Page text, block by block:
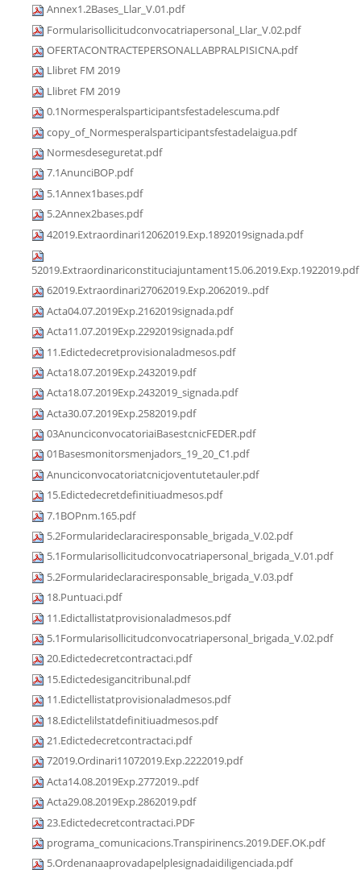
Annex1.2Bases_Llar_V.01.pdf
Formularisollicitudconvocatriapersonal_Llar_V.02.pdf
OFERTACONTRACTEPERSONALLABPRALPISICNA.pdf
Llibret FM 2019
Llibret FM 2019
0.1Normesperalsparticipantsfestadelescuma.pdf
copy_of_Normesperalsparticipantsfestadelaigua.pdf
Normesdeseguretat.pdf
7.1AnunciBOP.pdf
5.1Annex1bases.pdf
5.2Annex2bases.pdf
42019.Extraordinari12062019.Exp.1892019signada.pdf
52019.Extraordinariconstituciajuntament15.06.2019.Exp.1922019.pdf
62019.Extraordinari27062019.Exp.2062019..pdf
Acta04.07.2019Exp.2162019signada.pdf
Acta11.07.2019Exp.2292019signada.pdf
11.Edictedecretprovisionaladmesos.pdf
Acta18.07.2019Exp.2432019.pdf
Acta18.07.2019Exp.2432019_signada.pdf
Acta30.07.2019Exp.2582019.pdf
03AnunciconvocatoriaiBasestcnicFEDER.pdf
01Basesmonitorsmenjadors_19_20_C1.pdf
Anunciconvocatoriatcnicjoventutetauler.pdf
15.Edictedecretdefinitiuadmesos.pdf
7.1BOPnm.165.pdf
5.2Formularideclaraciresponsable_brigada_V.02.pdf
5.1Formularisollicitudconvocatriapersonal_brigada_V.01.pdf
5.2Formularideclaraciresponsable_brigada_V.03.pdf
18.Puntuaci.pdf
11.Edictallistatprovisionaladmesos.pdf
5.1Formularisollicitudconvocatriapersonal_brigada_V.02.pdf
20.Edictedecretcontractaci.pdf
15.Edictedesigancitribunal.pdf
11.Edictellistatprovisionaladmesos.pdf
18.Edictelilstatdefinitiuadmesos.pdf
21.Edictedecretcontractaci.pdf
72019.Ordinari11072019.Exp.2222019.pdf
Acta14.08.2019Exp.2772019..pdf
Acta29.08.2019Exp.2862019.pdf
23.Edictedecretcontractaci.PDF
programa_comunicacions.Transpirinencs.2019.DEF.OK.pdf
5.Ordenanaaprovadapelplesignadaidiligenciada.pdf